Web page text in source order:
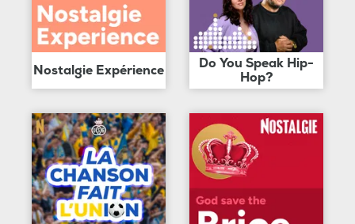
Nostalgie Expérience
Do You Speak Hip-
Hop?